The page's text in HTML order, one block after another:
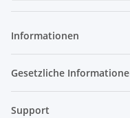
Informationen
Gesetzliche
Support